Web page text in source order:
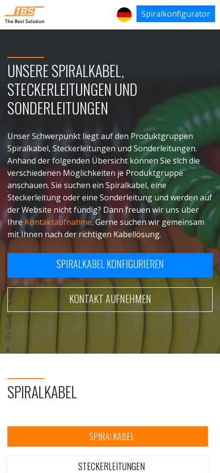
Spiralkonfigurator
UNSERE SPIRALKABEL,
STECKERLEITUNGEN UND
SONDERLEITUNGEN
Unser Schwerpunkt liegt auf den Produktgruppen
Spiralkabel, Steckerleitungen und Sonderleitungen.
Anhand der folgenden Übersicht können Sie sich die
verschiedenen Möglichkeiten je Produktgruppe
anschauen. Sie suchen ein Spiralkabel, eine
Steckerleitung oder eine Sonderleitung und werden auf
der Website nicht fündig? Dann freuen wir uns über
Ihre Kontaktaufnahme. Gerne suchen wir gemeinsam
mit Ihnen nach der richtigen Kabellösung.
SPIRALKABEL KONFIGURIEREN
KONTAKT AUFNEHMEN
SPIRALKABEL
SPIRALKABEL
STECKERLEITUNGEN